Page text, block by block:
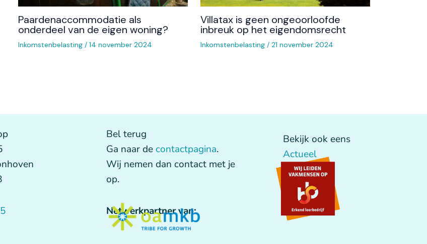
Paardenaccommodatie als
onderdeel van de eigen woning?
Inkomstenbelasting / 14 november 2024
Villatax is geen ongeoorloofde
inbreuk op het eigendomsrecht
Inkomstenbelasting / 21 november 2024
Bel terug
Ga naar de contactpagina.
Wij nemen dan contact met je
op.
Netwerkpartner van:
Bekijk ook eens
Actueel